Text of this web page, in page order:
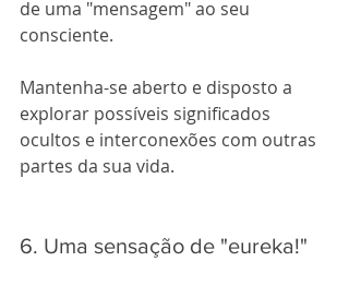
de uma "mensagem" ao seu
consciente.
Mantenha-se aberto e disposto a
explorar possíveis significados
ocultos e interconexões com outras
partes da sua vida.
6. Uma sensação de "eureka!"